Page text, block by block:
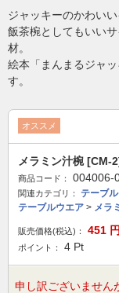
ジャッキーのかわい
飯茶椀としてもいい
材。
絵本「まんまるジャ
す。
オススメ
メラミン汁椀 [CM-
商品コード： 004006-
関連カテゴリ： テーブ
テーブルウエア > メラ
販売価格(税込)： 451 円
ポイント： 4 Pt
申し訳ございません